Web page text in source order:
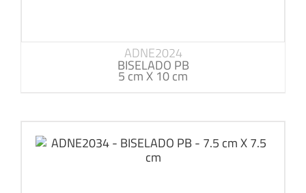
ADNE2024
BISELADO PB
5 cm X 10 cm